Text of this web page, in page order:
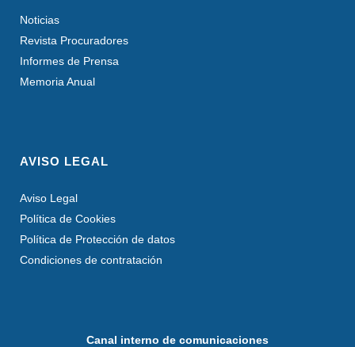
Noticias
Revista Procuradores
Informes de Prensa
Memoria Anual
AVISO LEGAL
Aviso Legal
Política de Cookies
Política de Protección de datos
Condiciones de contratación
Canal interno de comunicaciones